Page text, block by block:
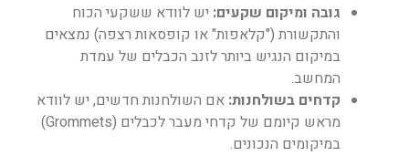
גובה ומיקום שקעים: יש לוודא ששקעי הכוח
והתקשורת ("קלאפות" או קופסאות רצפה) נמצאים
במיקום הנגיש ביותר לזנב הכבלים של עמדת
המחשב.
קדחים בשולחנות: אם השולחנות חדשים, יש לוודא
מראש קיומם של קדחי מעבר לכבלים (Grommets)
במיקומים הנכונים.